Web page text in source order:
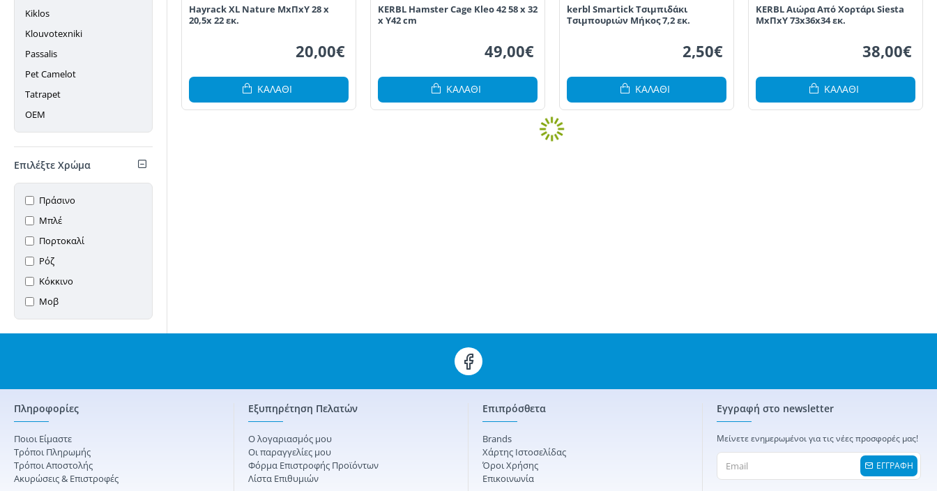
Kiklos
Klouvotexniki
Passalis
Pet Camelot
Tatrapet
ΟΕΜ
Επιλέξτε Χρώμα
Πράσινο
Μπλέ
Πορτοκαλί
Ρόζ
Κόκκινο
Μοβ
Hayrack XL Nature ΜxΠxΥ 28 x
20,5x 22 εκ.
20,00€
ΚΑΛΆΘΙ
KERBL Hamster Cage Kleo 42 58 x 32
x Y42 cm
49,00€
ΚΑΛΆΘΙ
kerbl Smartick Τσιμπιδάκι
Τσιμπουριών Μήκος 7,2 εκ.
2,50€
ΚΑΛΆΘΙ
KERBL Αιώρα Από Χορτάρι Siesta
ΜxΠxΥ 73x36x34 εκ.
38,00€
ΚΑΛΆΘΙ
Πληροφορίες
Ποιοι Είμαστε
Τρόποι Πληρωμής
Τρόποι Αποστολής
Ακυρώσεις & Επιστροφές
Εξυπηρέτηση Πελατών
Ο λογαριασμός μου
Οι παραγγελίες μου
Φόρμα Επιστροφής Προϊόντων
Λίστα Επιθυμιών
Επιπρόσθετα
Brands
Χάρτης Ιστοσελίδας
Όροι Χρήσης
Επικοινωνία
Εγγραφή στο newsletter
Μείνετε ενημερωμένοι για τις νέες προσφορές μας!
ΕΓΓΡΑΦΗ